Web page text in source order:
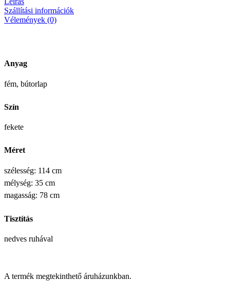
Szállítási információk
Vélemények (0)
Anyag
fém, bútorlap
Szín
fekete
Méret
szélesség: 114 cm
mélység: 35 cm
magasság: 78 cm
Tisztítás
nedves ruhával
A termék megtekinthető áruházunkban.